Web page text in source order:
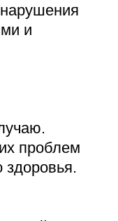
и
проблем
здоровья.